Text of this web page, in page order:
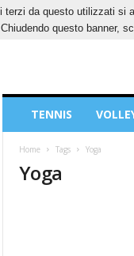
GIOVEDÌ, 6 AGOSTO 2026
Sport
TENNIS
Home Tags Yoga
Yoga
terzi da questo utilizzati si
questo banner,